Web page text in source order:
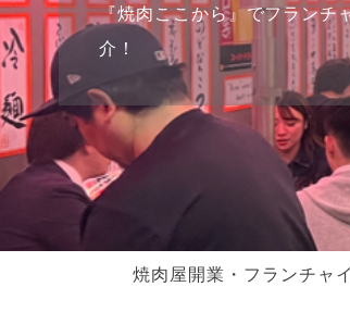
『焼肉ここから』でフランチ
介！
焼肉屋開業・フランチャ